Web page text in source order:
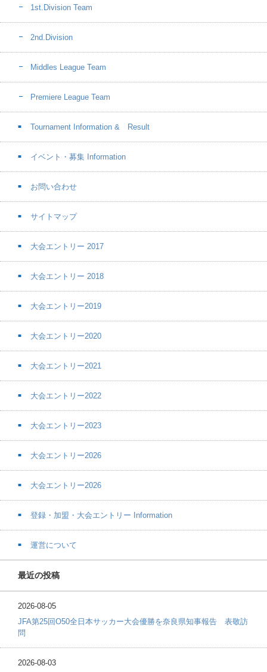
1st.Division Team
2nd.Division
Middles League Team
Premiere League Team
Tournament Information & Result
イベント・募集 Information
お問い合わせ
サイトマップ
大会エントリー 2017
大会エントリー 2018
大会エントリー2019
大会エントリー2020
大会エントリー2021
大会エントリー2022
大会エントリー2023
大会エントリー2026
大会エントリー2026
登録・加盟・大会エントリー Information
運営について
最近の投稿
2026-08-05
JFA第25回O50全日本サッカー大会優勝を奈良県知事報告 表敬訪
問
2026-08-03